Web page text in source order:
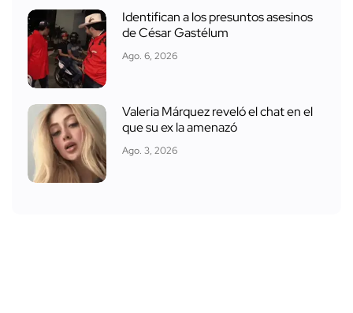
Identifican a los presuntos asesinos
de César Gastélum
Ago. 6, 2026
Valeria Márquez reveló el chat en el
que su ex la amenazó
Ago. 3, 2026